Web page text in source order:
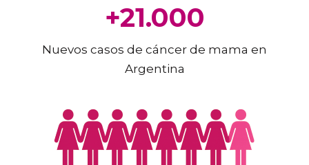
+21.000
Nuevos casos de cáncer de mama en
Argentina